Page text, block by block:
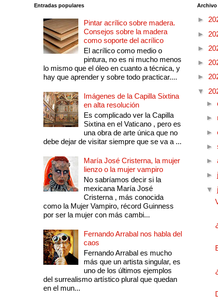
Entradas populares
Pintar acrílico sobre madera.
Consejos sobre la madera
como soporte del acrílico
El acrílico como medio o
pintura, no es ni mucho menos
lo mismo que el óleo en cuanto a técnica, y
hay que aprender y sobre todo practicar....
Imágenes de la Capilla Sixtina
en alta resolución
Es complicado ver la Capilla
Sixtina en el Vaticano , pero es
una obra de arte única que no
debe dejar de visitar siempre que se va a ...
María José Cristerna, la mujer
lienzo o la mujer vampiro
No sabríamos decir si la
mexicana María José
Cristerna , más conocida
como la Mujer Vampiro, récord Guinness
por ser la mujer con más cambi...
Fernando Arrabal nos habla del
caos
Fernando Arrabal es mucho
más que un artista singular, es
uno de los últimos ejemplos
del surrealismo artístico plural que quedan
en el mun...
►
►
►
►
►
▼
►
►
►
►
►
►
▼